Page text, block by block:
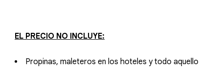
EL PRECIO NO INCLUYE:
Propinas, maleteros en los hoteles y todo aquello